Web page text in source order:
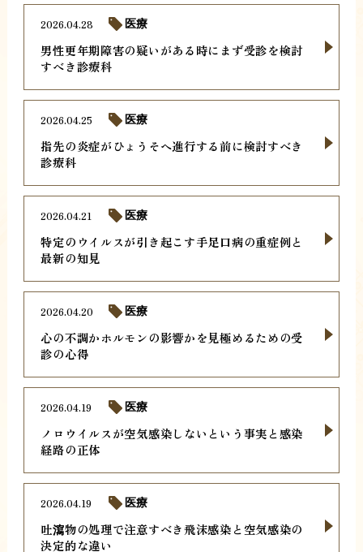
男性更年期障害の疑いがある時にまず受診を検討
すべき診療科
2026.04.28 医療
指先の炎症がひょうそへ進行する前に検討すべき
診療科
2026.04.25 医療
特定のウイルスが引き起こす手足口病の重症例と
最新の知見
2026.04.21 医療
心の不調かホルモンの影響かを見極めるための受
診の心得
2026.04.20 医療
ノロウイルスが空気感染しないという事実と感染
経路の正体
2026.04.19 医療
吐瀉物の処理で注意すべき飛沫感染と空気感染の
決定的な違い
2026.04.19 医療